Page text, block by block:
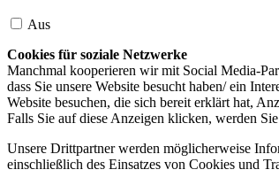
Aus
Cookies für soziale Netzwerke
Manchmal kooperieren wir mit Social Media-
dass Sie unsere Website besucht haben/ ein
Website besuchen, die sich bereit erklärt hat,
Falls Sie auf diese Anzeigen klicken, werden
Unsere Drittpartner werden möglicherweise
einschließlich des Einsatzes von Cookies und